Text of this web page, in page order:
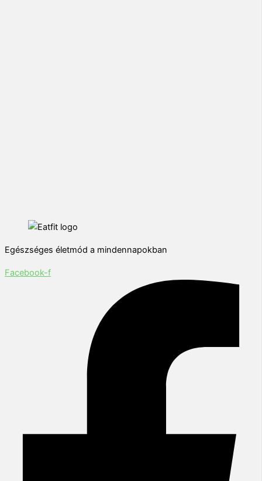
Egészséges életmód a mindennapokban
Facebook-f